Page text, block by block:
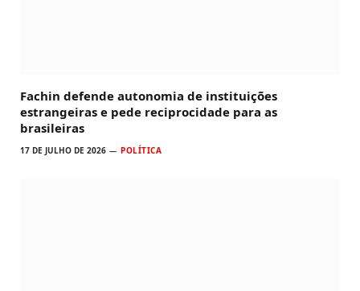
Fachin defende autonomia de instituições
estrangeiras e pede reciprocidade para as
brasileiras
17 DE JULHO DE 2026 POLÍTICA